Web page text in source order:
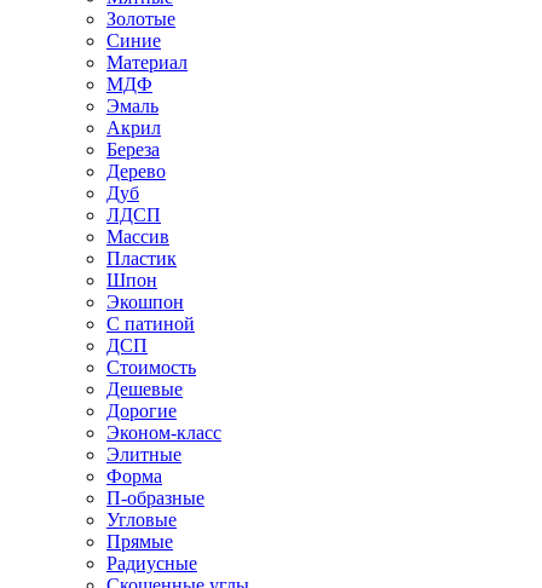
Золотые
Синие
Материал
МДФ
Эмаль
Акрил
Береза
Дерево
Дуб
ЛДСП
Массив
Пластик
Шпон
Экошпон
С патиной
ДСП
Стоимость
Дешевые
Дорогие
Эконом-класс
Элитные
Форма
П-образные
Угловые
Прямые
Радиусные